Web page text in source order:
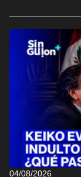
04/08/2026